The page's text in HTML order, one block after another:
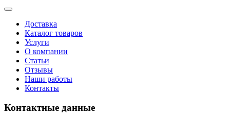
Доставка
Каталог товаров
Услуги
О компании
Статьи
Отзывы
Наши работы
Контакты
Контактные данные